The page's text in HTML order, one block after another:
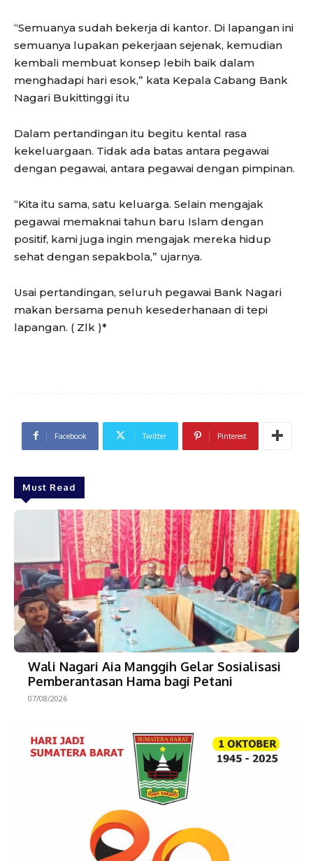
“Semuanya sudah bekerja di kantor. Di lapangan ini
semuanya lupakan pekerjaan sejenak, kemudian
kembali membuat konsep lebih baik dalam
menghadapi hari esok,” kata Kepala Cabang Bank
Nagari Bukittinggi itu
Dalam pertandingan itu begitu kental rasa
kekeluargaan. Tidak ada batas antara pegawai
dengan pegawai, antara pegawai dengan pimpinan.
“Kita itu sama, satu keluarga. Selain mengajak
pegawai memaknai tahun baru Islam dengan
positif, kami juga ingin mengajak mereka hidup
sehat dengan sepakbola,” ujarnya.
Usai pertandingan, seluruh pegawai Bank Nagari
makan bersama penuh kesederhanaan di tepi
lapangan. ( Zlk )*
Facebook Twitter Pinterest
Must Read
Wali Nagari Aia Manggih Gelar Sosialisasi
Pemberantasan Hama bagi Petani
07/08/2026